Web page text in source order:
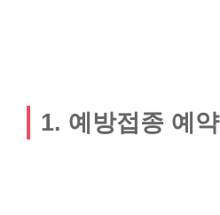
1. 예방접종 예약